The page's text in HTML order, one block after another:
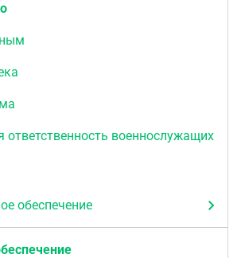
ответственность военнослужащих
обеспечение